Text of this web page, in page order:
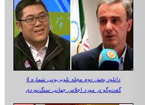
دانلود بخش دوم مجله تلویزیونی شماره 4
گفت‌وگو در مورد اجلاس جهانی سنگ‌نوردی